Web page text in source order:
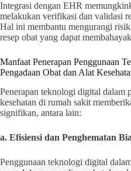
Integrasi dengan EHR
melakukan verifikasi dan validasi
Hal ini membantu mengurangi
resep obat yang dapat
Manfaat Penerapan Penggunaan
Pengadaan Obat dan Alat
Penerapan teknologi digital dalam
kesehatan di rumah sakit
signifikan, antara lain:
a. Efisiensi dan Penghematan
Penggunaan teknologi digital